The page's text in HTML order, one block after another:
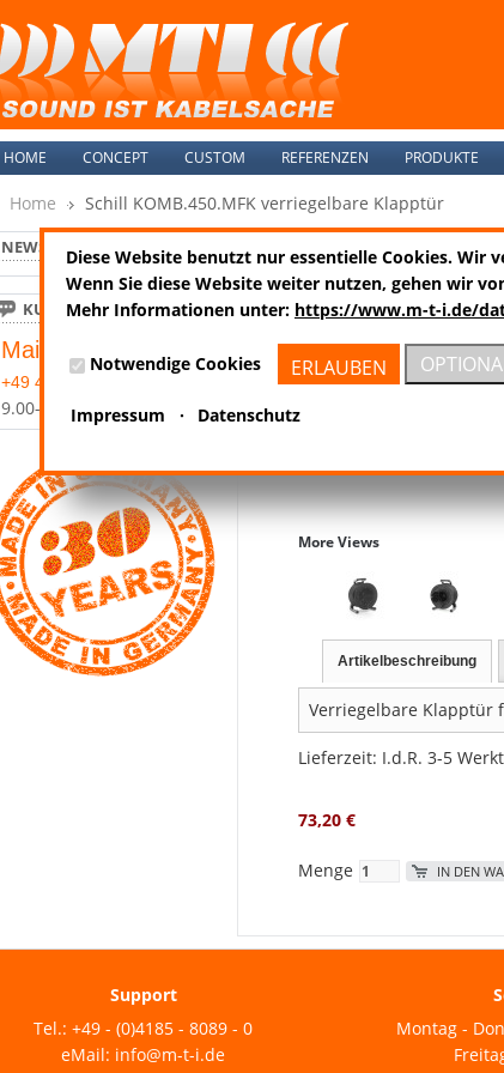
HOME CONCEPT CUSTOM REFERENZEN PRODUKTE
Home Schill KOMB.450.MFK verriegelbare Klapptür
KOMB.450.MFK
More Views
Artikelbeschreibung
Verriegelbare Klapptür
Lieferzeit: I.d.R. 3-5
73,20 €
Menge IN DEN
NEWS
KUNDENSERVICE
Mail:
+49 4185-8089-0
9.00-17.00 Mo-Fr
Support
Tel.: +49 - (0)4185 - 8089 - 0
eMail: info@m-t-i.de
Montag -
Diese Website benutzt nur essentielle Cookies. Wir
Wenn Sie diese Website weiter nutzen, gehen wir
Mehr Informationen unter: https://www.m-t-i.de/
Notwendige Cookies ERLAUBEN
Impressum · Datenschutz